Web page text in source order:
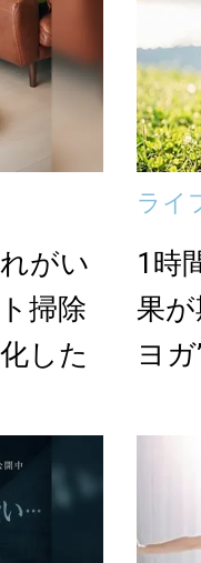
がい
掃除
した
ライ
1時
果
ヨ